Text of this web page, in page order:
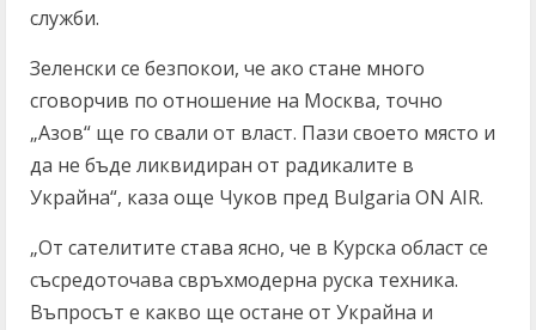
служби.
Зеленски се безпокои, че ако стане много
сговорчив по отношение на Москва, точно
„Азов“ ще го свали от власт. Пази своето място и
да не бъде ликвидиран от радикалите в
Украйна“, каза още Чуков пред Bulgaria ON AIR.
„От сателитите става ясно, че в Курска област се
съсредоточава свръхмодерна руска техника.
Въпросът е какво ще остане от Украйна и